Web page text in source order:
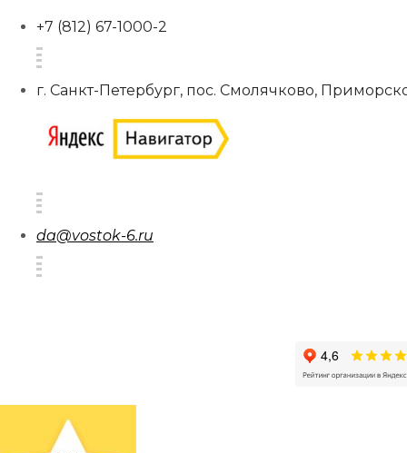
+7 (812) 67-1000-2
г. Санкт-Петербург, пос. Смолячково,
da@vostok-6.ru